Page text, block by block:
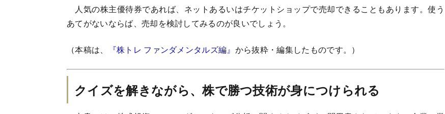
人気の株主優待券であれば、ネットあるいはチケットショップで売却できることもあります。使う
あてがないならば、売却を検討してみるのが良いでしょう。
（本稿は、 『株トレ ファンダメンタルズ編』 から抜粋・編集したものです。）
クイズを解きながら、株で勝つ技術が身につけられる